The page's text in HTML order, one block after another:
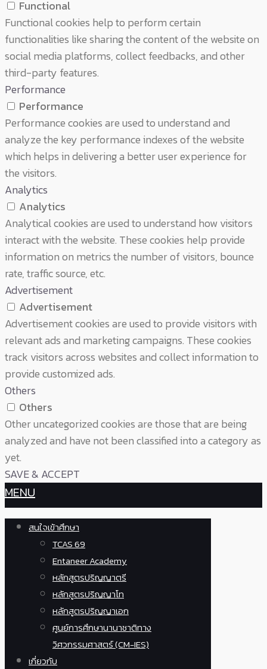
Functional
Functional cookies help to perform certain
functionalities like sharing the content of the website on
social media platforms, collect feedbacks, and other
third-party features.
Performance
Performance
Performance cookies are used to understand and
analyze the key performance indexes of the website
which helps in delivering a better user experience for
the visitors.
Analytics
Analytics
Analytical cookies are used to understand how visitors
interact with the website. These cookies help provide
information on metrics the number of visitors, bounce
rate, traffic source, etc.
Advertisement
Advertisement
Advertisement cookies are used to provide visitors with
relevant ads and marketing campaigns. These cookies
track visitors across websites and collect information to
provide customized ads.
Others
Others
Other uncategorized cookies are those that are being
analyzed and have not been classified into a category as
yet.
SAVE & ACCEPT
MENU
สนใจเข้าศึกษา
TCAS 69
Entaneer Academy
หลักสูตรปริญญาตรี
หลักสูตรปริญญาโท
หลักสูตรปริญญาเอก
ศูนย์การศึกษานานาชาติทาง
วิศวกรรมศาสตร์ (CM-IES)
เกี่ยวกับ